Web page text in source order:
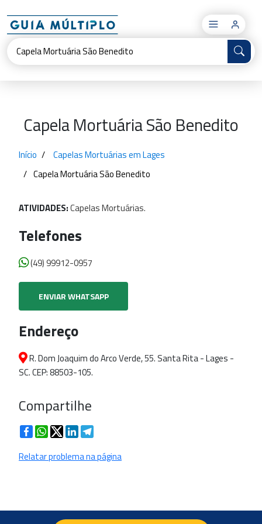
×
Capela Mortuária São Benedito
Início
Capelas Mortuárias em Lages
Capela Mortuária São Benedito
ATIVIDADES:CapelasMortuárias.
Telefones
(49) 99912-0957
ENVIAR WHATSAPP
Endereço
R. Dom Joaquim do Arco Verde, 55. Santa Rita - Lages -
SC. CEP: 88503-105.
Compartilhe
FacebookWhatsApp
TwitterLinkedIn
Relatar problema na página